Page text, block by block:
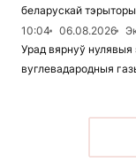
беларускай
10:04
06.08.2026
Урад вярнуў нулявыя
вуглевадародныя